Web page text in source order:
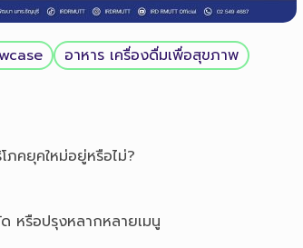
อาหาร เครื่องดื่มเพื่อสุขภาพ
คยุคใหม่อยู่หรือไม่?
หรือปรุงหลากหลายเมนู